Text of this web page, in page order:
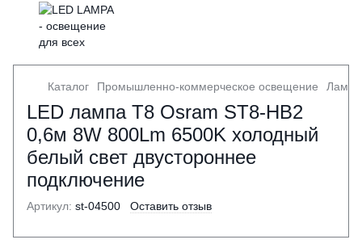
Каталог Промышленно-коммерческое освещение
LED лампа T8 Osram ST8-HB2
0,6м 8W 800Lm 6500K холодный
белый свет двустороннее
подключение
Артикул: st-04500 Оставить отзыв